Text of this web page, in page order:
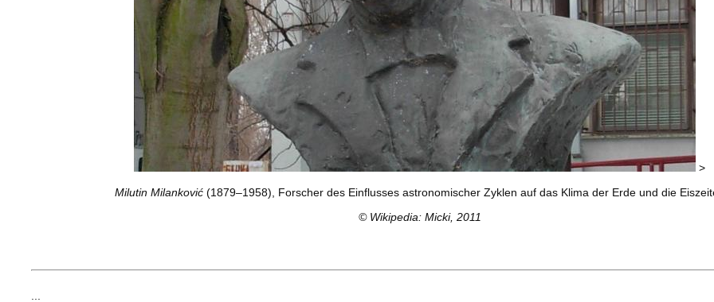
>
Milutin Milanković(1879–1958), Forscher des Einflusses astronomischer Zyklen auf das Klima der Erde und die
© Wikipedia: Micki, 2011